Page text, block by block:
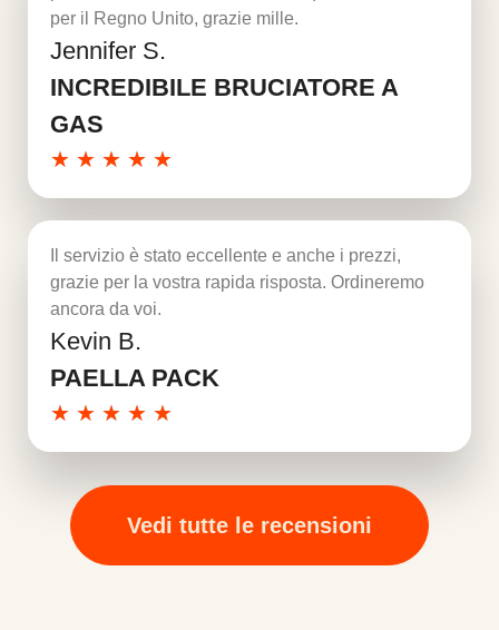
per il Regno Unito, grazie mille.
Jennifer S.
INCREDIBILE BRUCIATORE A
GAS
★ ★ ★ ★ ★
Il servizio è stato eccellente e anche i prezzi,
grazie per la vostra rapida risposta. Ordineremo
ancora da voi.
Kevin B.
PAELLA PACK
★ ★ ★ ★ ★
Vedi tutte le recensioni